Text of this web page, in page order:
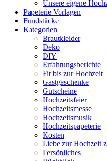
Unsere eigene
Papeterie Vorlagen
Fundstücke
Kategorien
Brautkleider
Deko
DIY
Erfahrungsberichte
Fit bis zur Hochzeit
Gastgeschenke
Gutscheine
Hochzeitsfeier
Hochzeitsmesse
Hochzeitsmusik
Hochzeitspapeterie
Kosten
Liebe zur Hochzeit
Persönliches